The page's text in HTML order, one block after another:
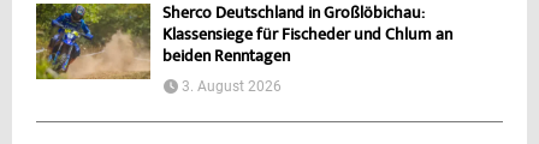
Sherco Deutschland in Großlöbichau:
Klassensiege für Fischeder und Chlum an
beiden Renntagen
3. August 2026